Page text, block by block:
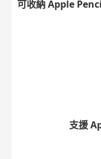
可收納 Apple
支援